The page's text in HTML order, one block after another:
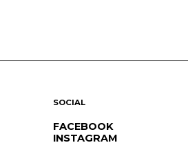
SOCIAL
FACEBOOK
INSTAGRAM